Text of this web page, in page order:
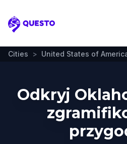
Questo
Cities > United States of
Odkryj